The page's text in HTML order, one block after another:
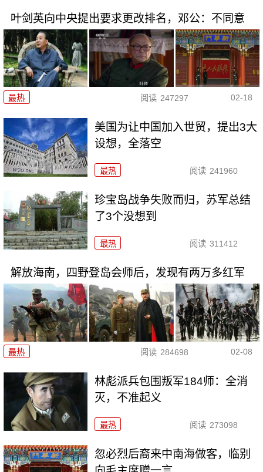
叶剑英向中央提出要求更改排名，邓公：不同意
最热 阅读 247297 02-18
美国为让中国加入世贸，提出3大
设想，全落空
最热 阅读 241960
珍宝岛战争失败而归，苏军总结
了3个没想到
最热 阅读 311412
解放海南，四野登岛会师后，发现有两万多红军
最热 阅读 284698 02-08
林彪派兵包围叛军184师：全消
灭，不准起义
最热 阅读 273098
忽必烈后裔来中南海做客，临别